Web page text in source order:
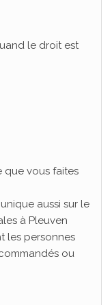
le droit est
que vous faites
aussi sur le
à Pleuven
les personnes
ou